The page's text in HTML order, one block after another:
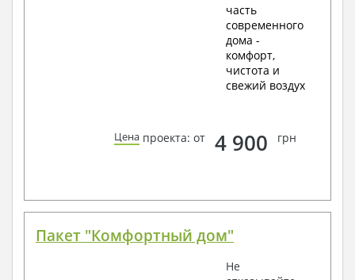
часть
современного
дома -
комфорт,
чистота и
свежий воздух
Цена проекта: от 4 900 грн
Пакет "Комфортный дом"
Не